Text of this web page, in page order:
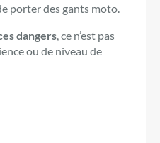
porter des gants moto.
dangers , ce n’est pas
ou de niveau de